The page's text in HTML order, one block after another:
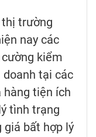
trường
nay các
kiểm
tại các
hàng tiện ích
tình trạng
giá bất hợp lý